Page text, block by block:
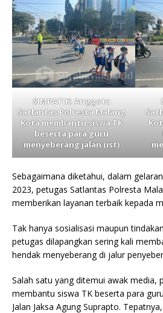
SIMPATIK: Anggota
Satlantas Polresta Malang
Kota membantu siswa TK
beserta para guru
menyeberang jalan (ist)
Sebagaimana diketahui, dalam
2023, petugas Satlantas Polresta
memberikan layanan terbaik kepada
Tak hanya sosialisasi maupun
petugas dilapangkan sering kali
hendak menyeberang di jalur
Salah satu yang ditemui awak media,
membantu siswa TK beserta para
Jalan Jaksa Agung Suprapto.